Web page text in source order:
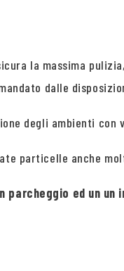
la massima
dalle
degli ambienti con
particelle anche
parcheggio ed un un